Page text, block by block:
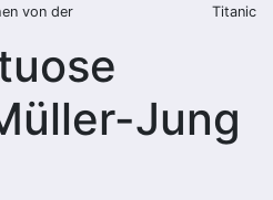
von der Titanic
Jung